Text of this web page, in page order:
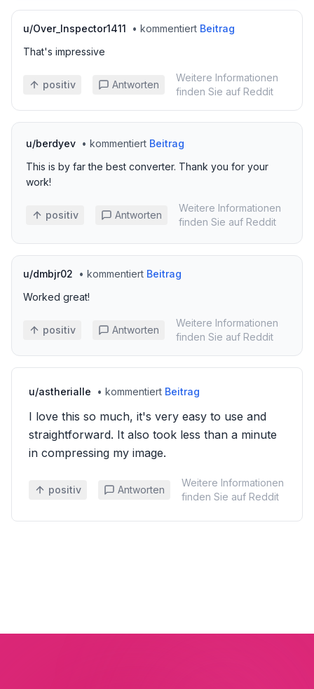
u/Over_Inspector1411 • kommentiert Beitrag
That's impressive
positiv Antworten
Weitere Informationen
finden Sie auf Reddit
u/berdyev • kommentiert Beitrag
This is by far the best converter. Thank you for your
work!
positiv Antworten
Weitere Informationen
finden Sie auf Reddit
u/dmbjr02 • kommentiert Beitrag
Worked great!
positiv Antworten
Weitere Informationen
finden Sie auf Reddit
u/astherialle • kommentiert Beitrag
I love this so much, it's very easy to use and
straightforward. It also took less than a minute
in compressing my image.
positiv Antworten
Weitere Informationen
finden Sie auf Reddit